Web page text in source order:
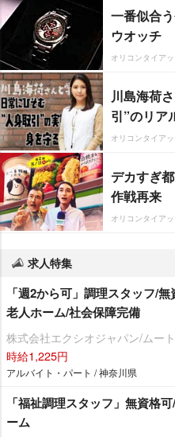
一番似合
ウオッチ
オリコンタイア
川島海荷
引”のリア
オリコンタイア
デカすぎ
作戦再来
オリコンタイア
求人特集
「週2から可」調理スタッフ/
老人ホーム/社会保障完備
株式会社エクシオジャパン/ムー
時給1,225円
アルバイト・パート / 神奈川県
「福祉調理スタッフ」無資格
ーム